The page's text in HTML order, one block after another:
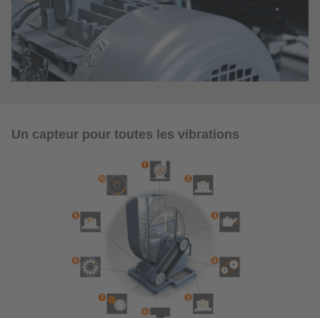
Un capteur pour toutes les vibrations